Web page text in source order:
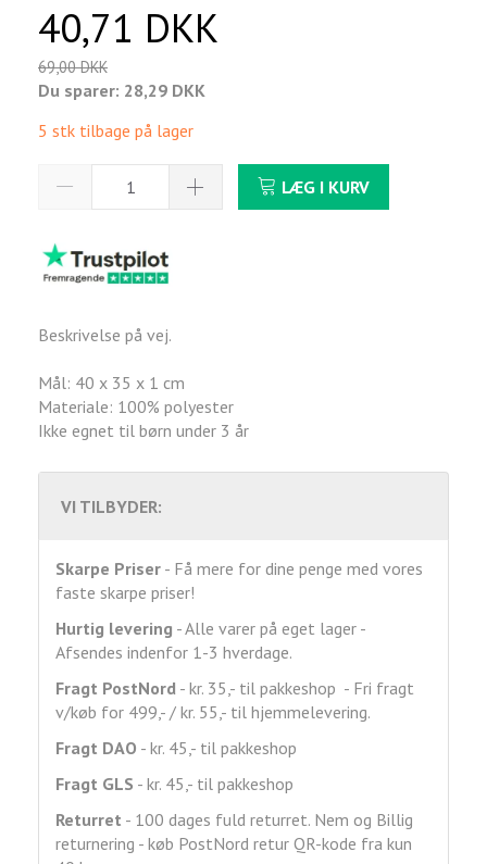
40,71 DKK
69,00 DKK
Du sparer: 28,29 DKK
5 stk tilbage på lager
LÆG I KURV
Beskrivelse på vej.
Mål: 40 x 35 x 1 cm
Materiale: 100% polyester
Ikke egnet til børn under 3 år
VI TILBYDER:
Skarpe Priser - Få mere for dine penge med vores
faste skarpe priser!
Hurtig levering - Alle varer på eget lager -
Afsendes indenfor 1-3 hverdage.
Fragt PostNord - kr. 35,- til pakkeshop - Fri fragt
v/køb for 499,- / kr. 55,- til hjemmelevering.
Fragt DAO - kr. 45,- til pakkeshop
Fragt GLS - kr. 45,- til pakkeshop
Returret - 100 dages fuld returret. Nem og Billig
returnering - køb PostNord retur QR-kode fra kun